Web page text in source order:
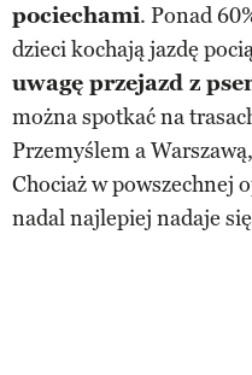
pociechami. Ponad
dzieci kochają jazdę
uwagę przejazd z
można spotkać na
Przemyślem a
Chociaż w powszechnej
nadal najlepiej nadaje się